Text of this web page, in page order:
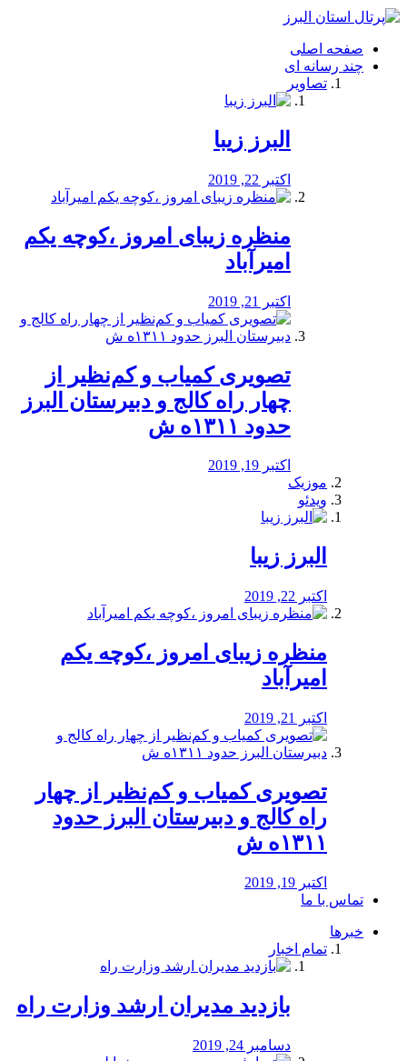
فصد
شرق
تهران
خشکشویی
صفحه اصلی
چند رسانه ای
تصاویر
البرز زیبا
اکتبر 22, 2019
منظره‌‌ زیبای امروز ،کوچه یکم
امیرآباد
اکتبر 21, 2019
️تصویری کمیاب و کم‌نظیر از
چهار راه كالج و دبيرستان البرز
حدود ۱۳۱۱ه ش
اکتبر 19, 2019
موزیک
ویدئو
البرز زیبا
اکتبر 22, 2019
منظره‌‌ زیبای امروز ،کوچه یکم
امیرآباد
اکتبر 21, 2019
️تصویری کمیاب و کم‌نظیر از چهار
راه كالج و دبيرستان البرز حدود
۱۳۱۱ه ش
اکتبر 19, 2019
تماس با ما
خبرها
تمام اخبار
بازدید مدیران ارشد وزارت راه
دسامبر 24, 2019